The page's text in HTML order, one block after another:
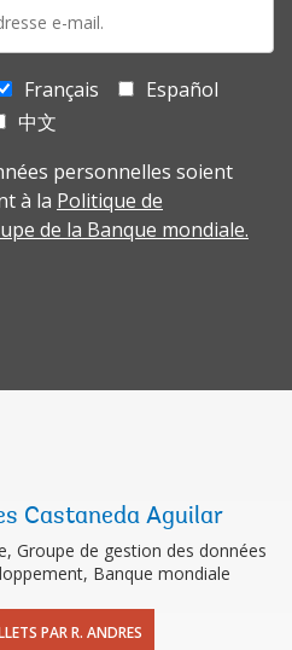
Français
Español
中文
personnelles soient
à la Politique de
de la Banque mondiale.
Castaneda Aguilar
Groupe de gestion des données
Banque mondiale
PAR R. ANDRES